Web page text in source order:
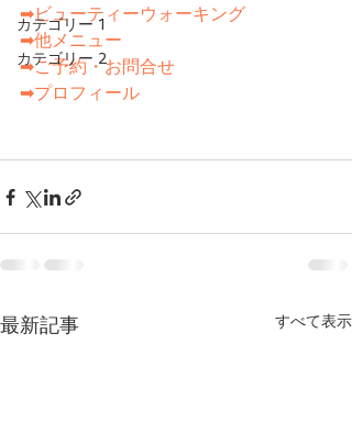
カテゴリー 1
カテゴリー 2
➡ビューティーウォーキング
➡他メニュー
➡ご予約・お問合せ
➡プロフィール
最新記事 すべて表示